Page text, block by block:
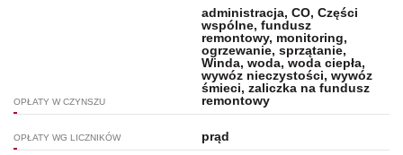
OPŁATY W CZYNSZU
administracja, CO, Części
wspólne, fundusz
remontowy, monitoring,
ogrzewanie, sprzątanie,
Winda, woda, woda ciepła,
wywóz nieczystości, wywóz
śmieci, zaliczka na fundusz
remontowy
OPŁATY WG LICZNIKÓW prąd